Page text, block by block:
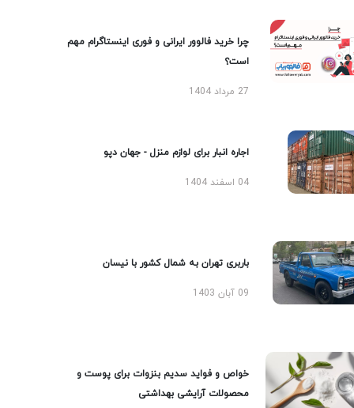
چرا خرید فالوور ایرانی و فوری اینستاگرام مهم
است؟
27 مرداد 1404
اجاره انبار برای لوازم منزل - جهان دپو
04 اسفند 1404
باربری تهران به شمال کشور با نیسان
09 آبان 1403
خواص و فواید سدیم بنزوات برای پوست و
محصولات آرایشی بهداشتی